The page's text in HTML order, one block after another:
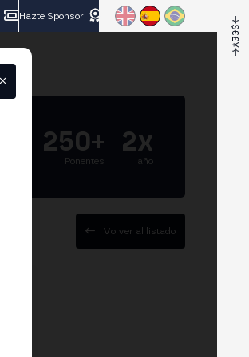
Hazte Sponsor
250+
Ponentes
2x
año
Volver al listado